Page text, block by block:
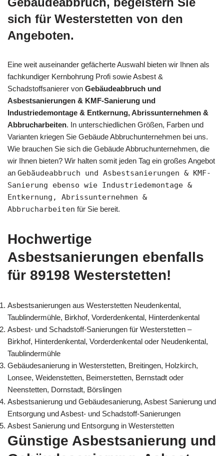
sich für Westerstetten von den
Angeboten.
Eine weit auseinander gefächerte Auswahl bieten wir Ihnen als
fachkundiger Kernbohrung Profi sowie Asbest &
Schadstoffsanierer von Gebäudeabbruch und
Asbestsanierungen & KMF-Sanierung und
Industriedemontage & Entkernung, Abrissunternehmen &
Abbrucharbeiten. In unterschiedlichen Größen, Farben und
Varianten kriegen Sie Gebäude Abbruchunternehmen bei uns.
Wie brauchen Sie sich die Gebäude Abbruchunternehmen, die
wir Ihnen bieten? Wir halten somit jeden Tag ein großes Angebot
an Gebäudeabbruch und Asbestsanierungen & KMF-
Sanierung ebenso wie Industriedemontage &
Entkernung, Abrissunternehmen &
Abbrucharbeiten für Sie bereit.
Hochwertige
Asbestsanierungen ebenfalls
für 89198 Westerstetten!
Asbestsanierungen aus Westerstetten Neudenkental,
Taublindermühle, Birkhof, Vorderdenkental, Hinterdenkental
Asbest- und Schadstoff-Sanierungen für Westerstetten –
Birkhof, Hinterdenkental, Vorderdenkental oder Neudenkental,
Taublindermühle
Gebäudesanierung in Westerstetten, Breitingen, Holzkirch,
Lonsee, Weidenstetten, Beimerstetten, Bernstadt oder
Neenstetten, Dornstadt, Börslingen
Asbestsanierung und Gebäudesanierung, Asbest Sanierung und
Entsorgung und Asbest- und Schadstoff-Sanierungen
Asbest Sanierung und Entsorgung in Westerstetten
Günstige Asbestsanierung und